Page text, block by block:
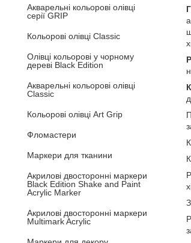
Акварельні кольорові олівці
серії GRIP
Кольорові олівці Classic
Олівці кольорові у чорному
дереві Black Edition
Акварельні кольорові олівці
Classic
Кольорові олівці Art Grip
Фломастери
Маркери для тканини
Акрилові двосторонні маркери
Black Edition Shake and Paint
Acrylic Marker
Акрилові двосторонні маркери
Multimark Acrylic
Р